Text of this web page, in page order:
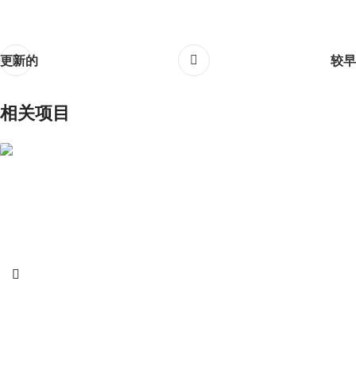
更新的 较早
相关项目